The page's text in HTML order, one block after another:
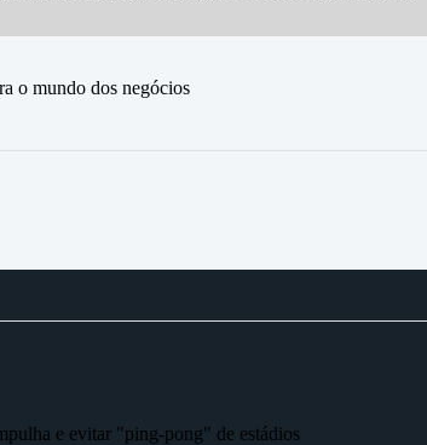
o mundo dos negócios
e evitar "ping-pong" de estádios